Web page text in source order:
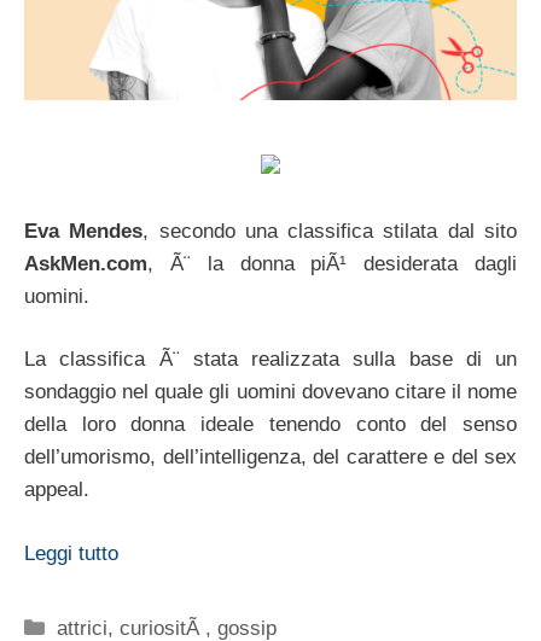
Eva Mendes, secondo una classifica stilata dal sito
AskMen.com, Ã¨ la donna piÃ¹ desiderata dagli
uomini.
La classifica Ã¨ stata realizzata sulla base di un
sondaggio nel quale gli uomini dovevano citare il nome
della loro donna ideale tenendo conto del senso
dell’umorismo, dell’intelligenza, del carattere e del sex
appeal.
Leggi tutto
Categorie
attrici,curiositÃ ,gossip